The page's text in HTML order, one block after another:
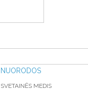
NUORODOS
SVETAINĖS MEDIS